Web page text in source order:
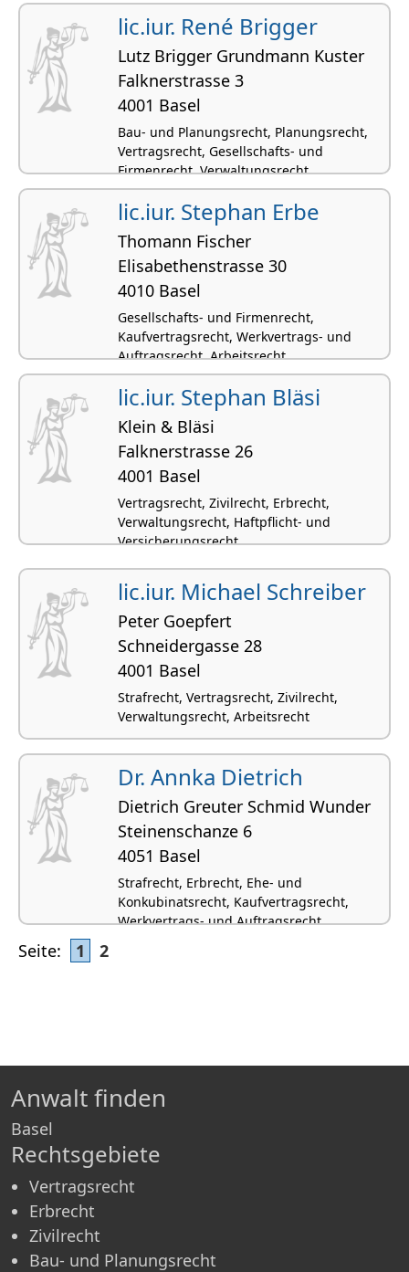
Konkursrecht
lic.iur. René Brigger
Lutz Brigger Grundmann Kuster
Falknerstrasse 3
4001 Basel
Bau- und Planungsrecht, Planungsrecht,
Vertragsrecht, Gesellschafts- und
Firmenrecht, Verwaltungsrecht
lic.iur. Stephan Erbe
Thomann Fischer
Elisabethenstrasse 30
4010 Basel
Gesellschafts- und Firmenrecht,
Kaufvertragsrecht, Werkvertrags- und
Auftragsrecht, Arbeitsrecht,
Zivilprozessrecht
lic.iur. Stephan Bläsi
Klein & Bläsi
Falknerstrasse 26
4001 Basel
Vertragsrecht, Zivilrecht, Erbrecht,
Verwaltungsrecht, Haftpflicht- und
Versicherungsrecht
lic.iur. Michael Schreiber
Peter Goepfert
Schneidergasse 28
4001 Basel
Strafrecht, Vertragsrecht, Zivilrecht,
Verwaltungsrecht, Arbeitsrecht
Dr. Annka Dietrich
Dietrich Greuter Schmid Wunder
Steinenschanze 6
4051 Basel
Strafrecht, Erbrecht, Ehe- und
Konkubinatsrecht, Kaufvertragsrecht,
Werkvertrags- und Auftragsrecht
Seite: 1 2
Anwalt finden
Basel
Rechtsgebiete
Vertragsrecht
Erbrecht
Zivilrecht
Bau- und Planungsrecht